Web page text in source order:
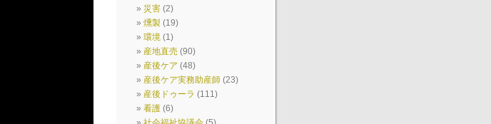
災害 (2)
燻製 (19)
環境 (1)
産地直売 (90)
産後ケア (48)
産後ケア実務助産師 (23)
産後ドゥーラ (111)
看護 (6)